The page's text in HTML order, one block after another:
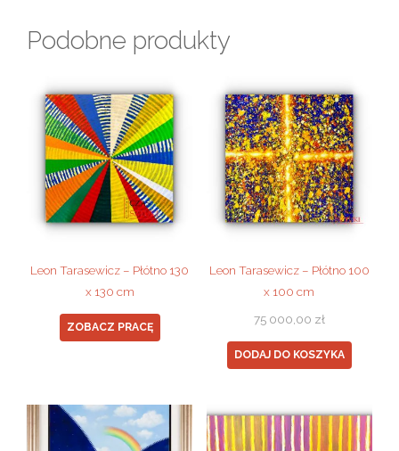
Podobne produkty
Leon Tarasewicz – Płótno 130
x 130 cm
ZOBACZ PRACĘ
Leon Tarasewicz – Płótno 100
x 100 cm
75 000,00 zł
DODAJ DO KOSZYKA